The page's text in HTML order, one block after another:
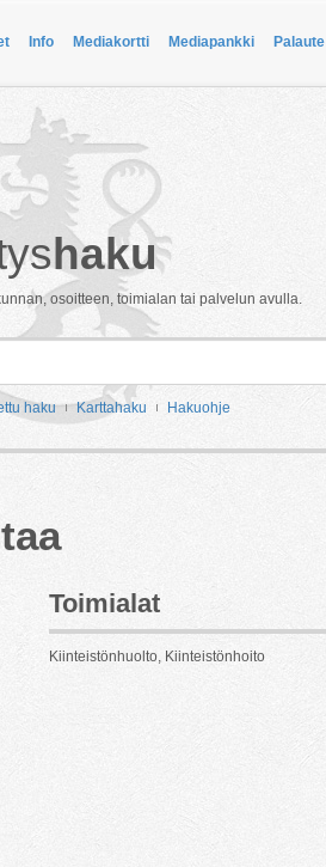
Info Mediakortti Mediapankki Palaute
haku
osoitteen, toimialan tai palvelun avulla.
haku Karttahaku Hakuohje
Toimialat
Kiinteistönhuolto, Kiinteistönhoito